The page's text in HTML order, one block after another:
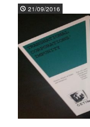
21/09/2016